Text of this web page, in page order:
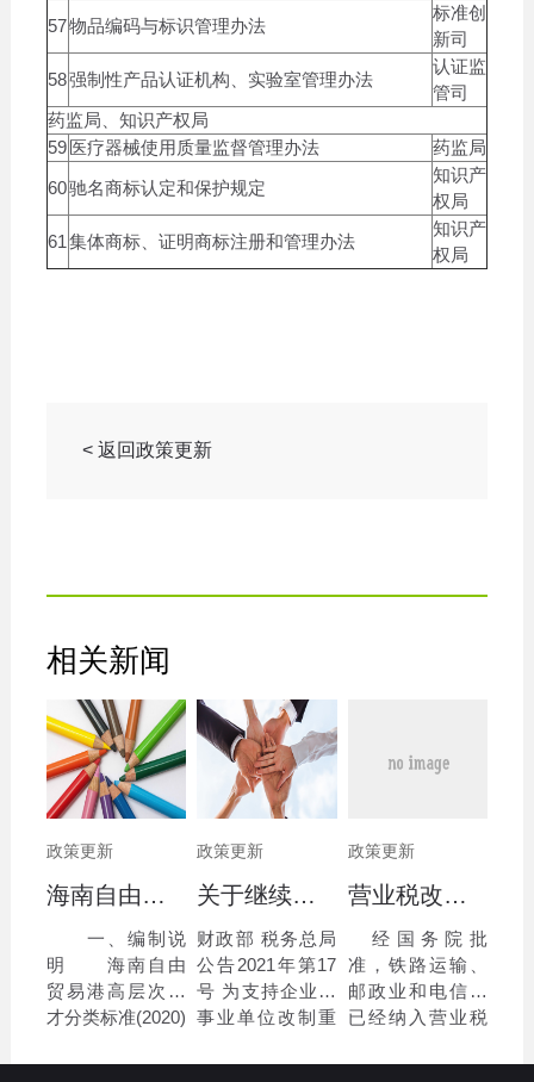
57物品编码与标识管理办法
标准创
新司
58强制性产品认证机构、实验室管理办法
认证监
管司
药监局、知识产权局
59医疗器械使用质量监督管理办法
药监局
60驰名商标认定和保护规定
知识产
权局
61 集体商标、证明商标注册和管理办法
知识产
权局
< 返回政策更新
相关新闻
政策更新
海南自由贸易港高层次人才分类标准(2020)
一、编制说
明 海南自由
贸易港高层次人
才分类标准(2020)
人才发展局依据
政策更新
关于继续执行企业 事业单位改制重组有关契税政策的公告
财政部 税务总局
公告2021年第17
号 为支持企业、
事业单位改制重
境，现就继续执
政策更新
营业税改征增值税跨境应税服务 增值税免税管理办法（试行）
经国务院批
准，铁路运输、
邮政业和电信业
已经纳入营业税
点。为了规范和